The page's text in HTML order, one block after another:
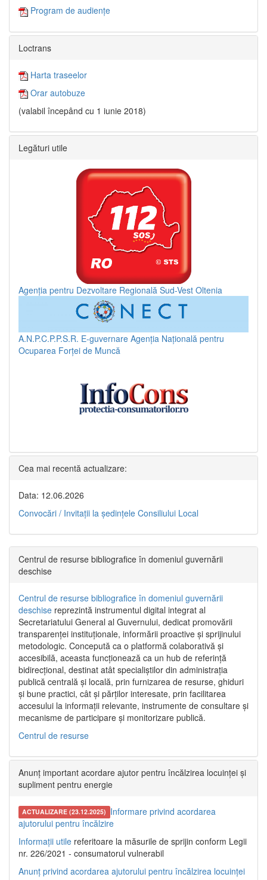
Program de audiențe
Loctrans
Harta traseelor
Orar autobuze
(valabil începând cu 1 iunie 2018)
Legături utile
Agenția pentru Dezvoltare Regională Sud-Vest Oltenia
A.N.P.C.P.P.S.R. E-guvernare Agenția Națională pentru
Ocuparea Forței de Muncă
Cea mai recentă actualizare:
Data: 12.06.2026
Convocări / Invitaţii la şedinţele Consiliului Local
Centrul de resurse bibliografice în domeniul guvernării
deschise
Centrul de resurse bibliografice în domeniul guvernării
deschise reprezintă instrumentul digital integrat al
Secretariatului General al Guvernului, dedicat promovării
transparenței instituționale, informării proactive și sprijinului
metodologic. Concepută ca o platformă colaborativă și
accesibilă, aceasta funcționează ca un hub de referință
bidirecțional, destinat atât specialiștilor din administrația
publică centrală și locală, prin furnizarea de resurse, ghiduri
și bune practici, cât și părților interesate, prin facilitarea
accesului la informații relevante, instrumente de consultare și
mecanisme de participare și monitorizare publică.
Centrul de resurse
Anunț important acordare ajutor pentru încălzirea locuinței și
supliment pentru energie
ACTUALIZARE (23.12.2025) Informare privind acordarea
ajutorului pentru încălzire
Informații utile referitoare la măsurile de sprijin conform Legii
nr. 226/2021 - consumatorul vulnerabil
Anunț privind acordarea ajutorului pentru încălzirea locuinței